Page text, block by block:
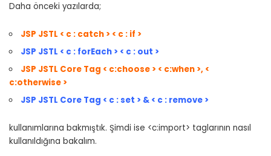
Daha önceki yazılarda;
JSP JSTL < c : catch > < c : if >
JSP JSTL < c : forEach > < c : out >
JSP JSTL Core Tag < c:choose > < c:when >, <
c:otherwise >
JSP JSTL Core Tag < c : set > & < c : remove >
kullanımlarına bakmıştık. Şimdi ise <c:import> taglarının nasıl
kullanıldığına bakalım.